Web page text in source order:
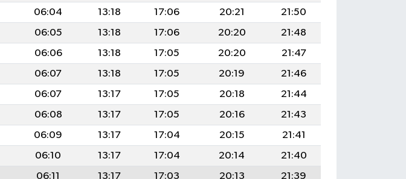
06:04 13:18 17:06 20:21
21:50
06:05 13:18 17:06 20:20
21:48
06:06 13:18 17:05 20:20
21:47
06:07 13:18 17:05 20:19
21:46
06:07 13:17 17:05 20:18
21:44
06:08 13:17 17:05 20:16
21:43
06:09 13:17 17:04 20:15
21:41
06:10 13:17 17:04 20:14
21:40
06:11 13:17 17:03 20:13
21:39